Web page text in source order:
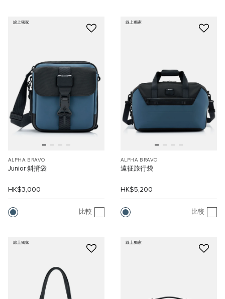
線上獨家
ALPHA BRAVO
Junior 斜揹袋
HK$3,000
比較
線上獨家
ALPHA BRAVO
遠征旅行袋
HK$5,200
比較
線上獨家 線上獨家